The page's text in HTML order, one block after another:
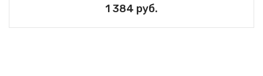
1 384 руб.